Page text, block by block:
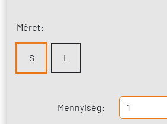
Méret:
S L
Mennyiség: